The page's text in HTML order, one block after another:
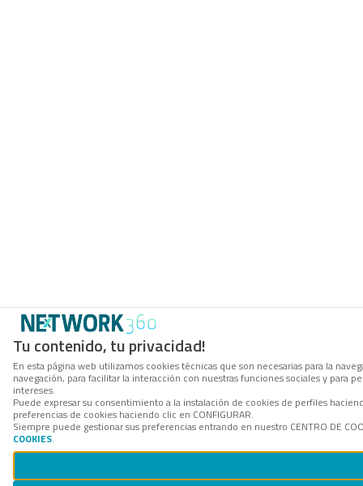
Tu contenido, tu privacidad!
En esta página web utilizamos cookies técnicas que son necesarias para la
navegación, para facilitar la interacción con nuestras funciones sociales y
intereses.
Puede expresar su consentimiento a la instalación de cookies de perfiles
preferencias de cookies haciendo clic en CONFIGURAR.
Siempre puede gestionar sus preferencias entrando en nuestro CENTRO DE
COOKIES.